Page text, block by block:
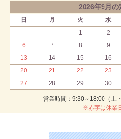
2026年9月の
日 月 火 水
1
2
6
7 8 9
13
14 15 16
20
21 22 23
27
28 29 30
営業時間：9:30～18:00（土
※赤字は休業